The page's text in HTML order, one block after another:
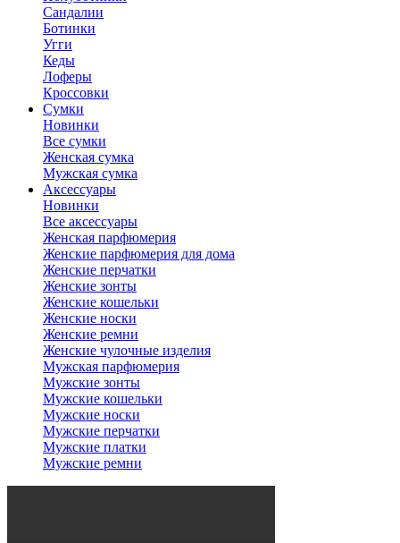
Сандалии
Ботинки
Угги
Кеды
Лоферы
Кроссовки
Сумки
Новинки
Все сумки
Женская сумка
Мужская сумка
Аксессуары
Новинки
Все аксессуары
Женская парфюмерия
Женские парфюмерия для дома
Женские перчатки
Женские зонты
Женские кошельки
Женские носки
Женские ремни
Женские чулочные изделия
Мужская парфюмерия
Мужские зонты
Мужские кошельки
Мужские носки
Мужские перчатки
Мужские платки
Мужские ремни